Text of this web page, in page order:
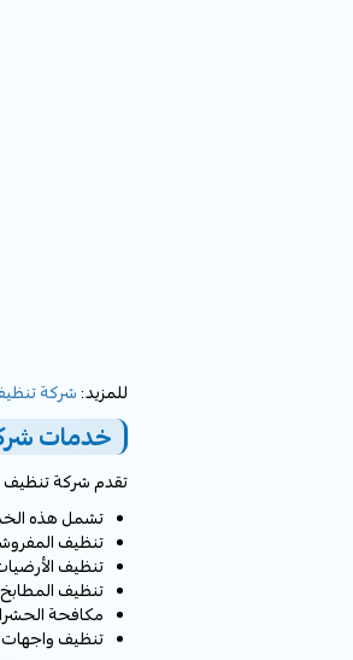
للمزيد: شركة
خدمات
تقدم شركة تنظيف
تشمل هذه
تنظيف
تنظيف
تنظيف
مكافحة
تنظيف واجهات